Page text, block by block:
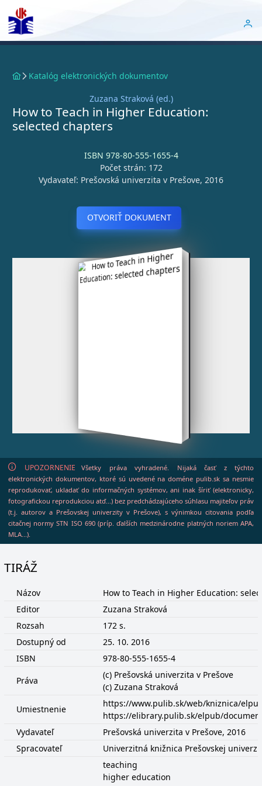
Katalóg elektronických dokumentov
Zuzana Straková (ed.)
How to Teach in Higher Education:
selected chapters
ISBN 978-80-555-1655-4
Počet strán: 172
Vydavateľ: Prešovská univerzita v Prešove, 2016
OTVORIŤ DOKUMENT
UPOZORNENIE
Všetky práva vyhradené. Nijaká časť z týchto
elektronických dokumentov, ktoré sú uvedené na doméne pulib.sk sa nesmie
reprodukovať, ukladať do informačných systémov, ani inak šíriť (elektronicky,
fotografickou reprodukciou atď...) bez predchádzajúceho súhlasu majiteľov práv
(t.j. autorov a Prešovskej univerzity v Prešove), s výnimkou citovania podľa
citačnej normy STN ISO 690 (príp. ďalších medzinárodne platných noriem APA,
MLA...).
TIRÁŽ
Názov
How to Teach in Higher Education:
Editor
Zuzana Straková
Rozsah
172 s.
Dostupný od
25. 10. 2016
ISBN
978-80-555-1655-4
Práva
(c) Prešovská univerzita v Prešove
(c) Zuzana Straková
Umiestnenie
https://www.pulib.sk/web/kniznica/
https://elibrary.pulib.sk/elpub/
Vydavateľ
Prešovská univerzita v Prešove, 2016
Spracovateľ
Univerzitná knižnica Prešovskej
teaching
higher education